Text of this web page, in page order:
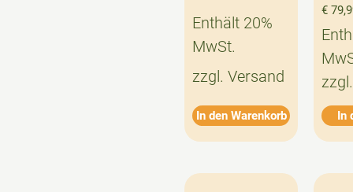
Enthält 20%
MwSt.
zzgl. Versand
In den Warenkorb
€
In